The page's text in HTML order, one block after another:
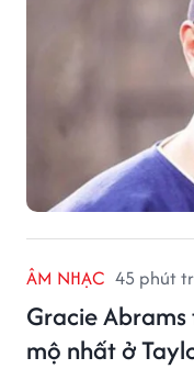
ÂM NHẠC 45 phút
Gracie
mộ nhất ở